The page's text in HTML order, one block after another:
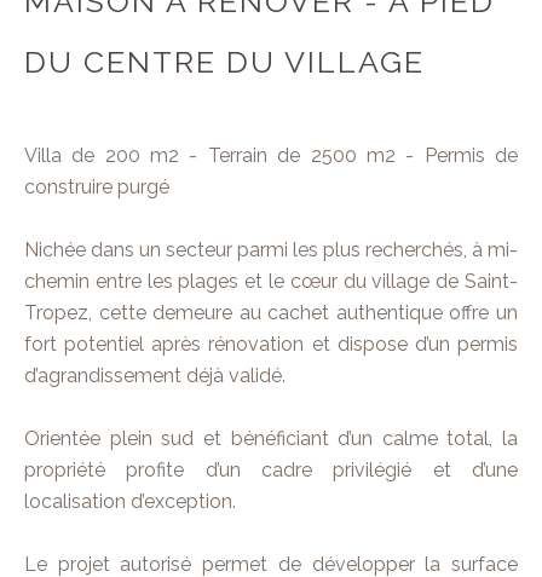
DU CENTRE DU VILLAGE
Villa de 200 m2 - Terrain de 2500 m2 - Permis de
construire purgé
Nichée dans un secteur parmi les plus recherchés, à mi-
chemin entre les plages et le cœur du village de Saint-
Tropez, cette demeure au cachet authentique offre un
fort potentiel après rénovation et dispose d’un permis
d’agrandissement déjà validé.
Orientée plein sud et bénéficiant d’un calme total, la
propriété profite d’un cadre privilégié et d’une
localisation d’exception.
Le projet autorisé permet de développer la surface